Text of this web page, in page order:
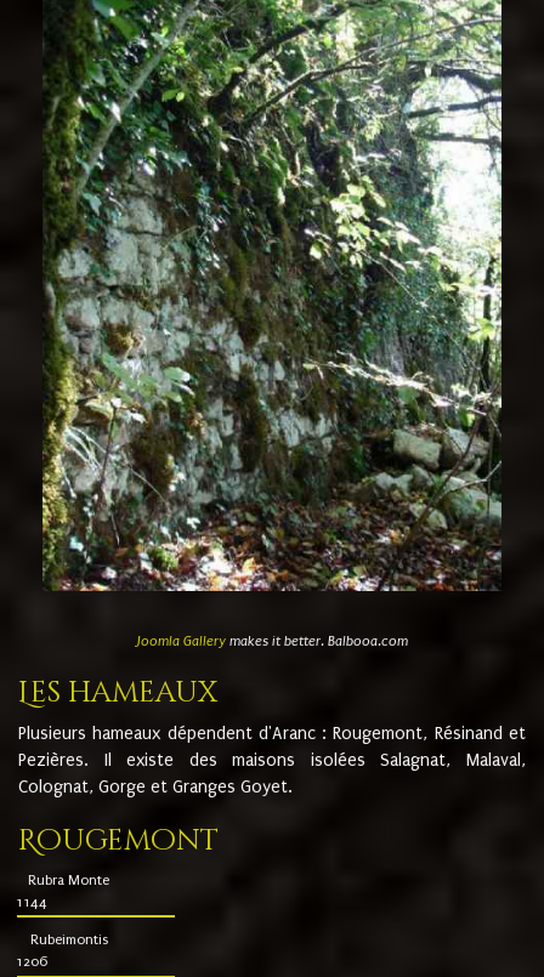
Joomla Gallerymakes it better. Balbooa.com
Les hameaux
Plusieurs hameaux dépendent d'Aranc : Rougemont, Résinand et
Pezières. Il existe des maisons isolées Salagnat, Malaval,
Colognat, Gorge et Granges Goyet.
Rougemont
Rubra Monte
1144
Rubeimontis
1206